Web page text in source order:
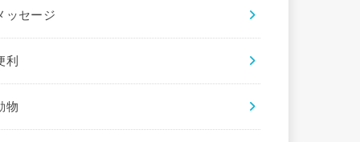
ッセージ
利
物